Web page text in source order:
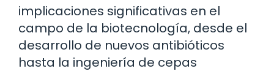
implicaciones significativas en el
campo de la biotecnología, desde el
desarrollo de nuevos antibióticos
hasta la ingeniería de cepas